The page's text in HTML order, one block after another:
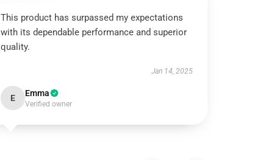
This product has surpassed my expectations
with its dependable performance and superior
quality.
Jan 14, 2025
E Emma
Verified owner